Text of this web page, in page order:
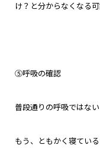
け？と分からなくなる
⑤呼吸の確認
普段通りの呼吸ではな
もう、ともかく寝てい